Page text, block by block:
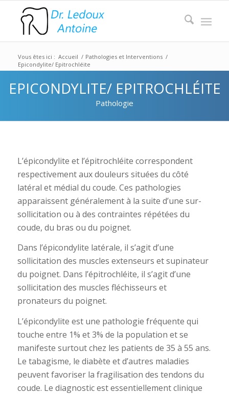
Vous êtes ici : Accueil / Pathologies et Interventions /
Epicondylite/ Epitrochléite
EPICONDYLITE/ EPITROCHLÉITE
Pathologie
L’épicondylite et l’épitrochléite correspondent
respectivement aux douleurs situées du côté
latéral et médial du coude. Ces pathologies
apparaissent généralement à la suite d’une sur-
sollicitation ou à des contraintes répétées du
coude, du bras ou du poignet.
Dans l’épicondylite latérale, il s’agit d’une
sollicitation des muscles extenseurs et supinateur
du poignet. Dans l’épitrochléite, il s’agit d’une
sollicitation des muscles fléchisseurs et
pronateurs du poignet.
L’épicondylite est une pathologie fréquente qui
touche entre 1% et 3% de la population et se
manifeste surtout chez les patients de 35 à 55 ans.
Le tabagisme, le diabète et d’autres maladies
peuvent favoriser la fragilisation des tendons du
coude. Le diagnostic est essentiellement clinique